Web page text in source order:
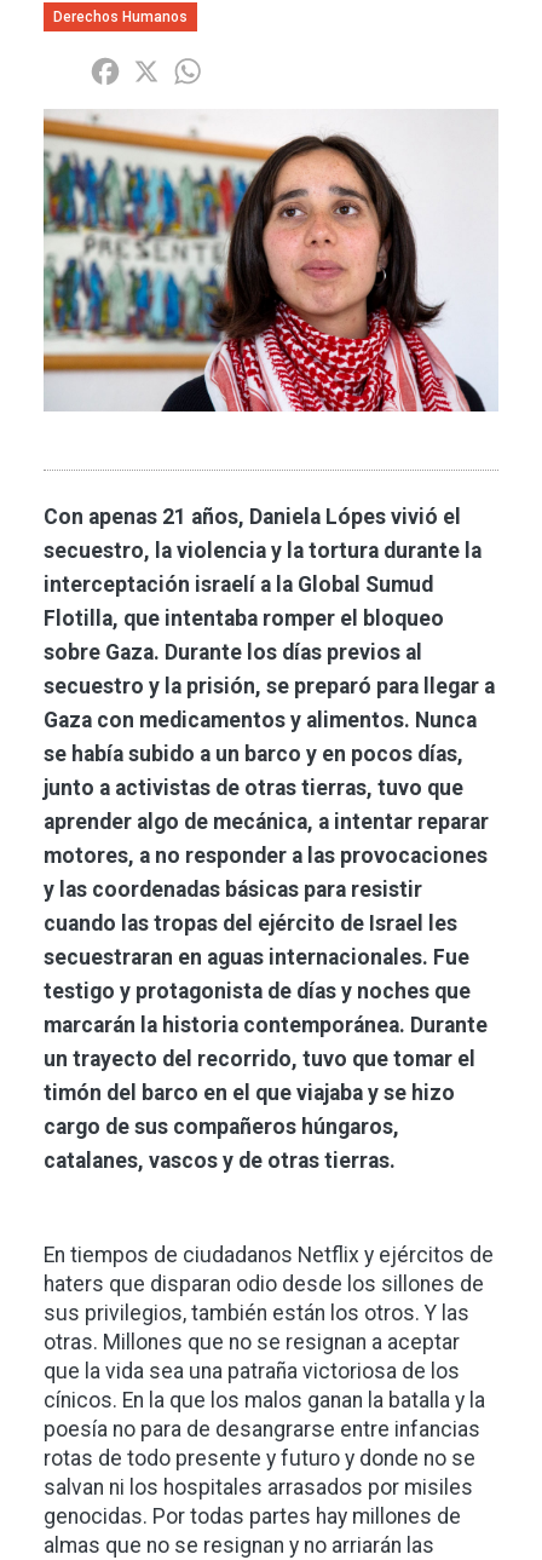
Derechos Humanos
Share Facebook
X
Imagen
Con apenas 21 años, Daniela Lópes vivió el
secuestro, la violencia y la tortura durante la
interceptación israelí a la Global Sumud
Flotilla, que intentaba romper el bloqueo
sobre Gaza. Durante los días previos al
secuestro y la prisión, se preparó para llegar a
Gaza con medicamentos y alimentos. Nunca
se había subido a un barco y en pocos días,
junto a activistas de otras tierras, tuvo que
aprender algo de mecánica, a intentar reparar
motores, a no responder a las provocaciones
y las coordenadas básicas para resistir
cuando las tropas del ejército de Israel les
secuestraran en aguas internacionales. Fue
testigo y protagonista de días y noches que
marcarán la historia contemporánea. Durante
un trayecto del recorrido, tuvo que tomar el
timón del barco en el que viajaba y se hizo
cargo de sus compañeros húngaros,
catalanes, vascos y de otras tierras.
En tiempos de ciudadanos Netflix y ejércitos de
haters que disparan odio desde los sillones de
sus privilegios, también están los otros. Y las
otras. Millones que no se resignan a aceptar
que la vida sea una patraña victoriosa de los
cínicos. En la que los malos ganan la batalla y la
poesía no para de desangrarse entre infancias
rotas de todo presente y futuro y donde no se
salvan ni los hospitales arrasados por misiles
genocidas. Por todas partes hay millones de
almas que no se resignan y no arriarán las